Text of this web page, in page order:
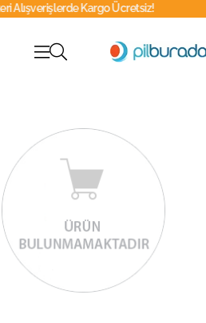
Kargo Ücretsiz!